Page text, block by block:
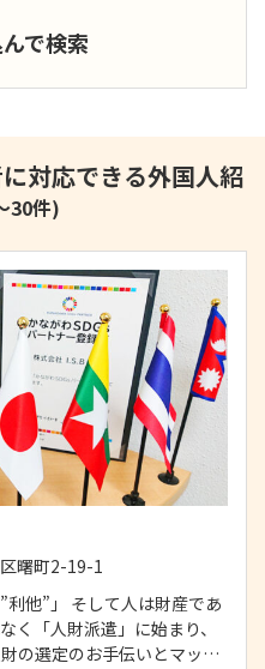
で検索
対応できる外国人紹
30件)
曙町2-19-1
他”」 そして人は財産であ
く「人財派遣」に始まり、
の選定のお手伝いとマッ…